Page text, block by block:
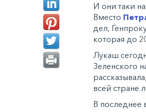
И они таки
Вместо
дел,
которая до
Лукаш
Зеленского
всей стране
В последнее